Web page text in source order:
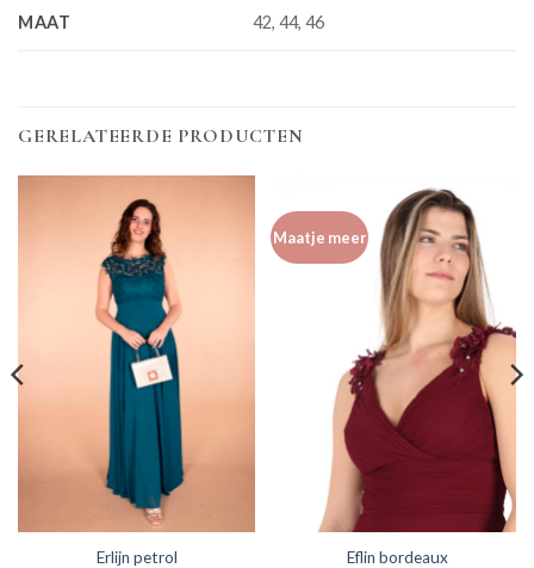
MAAT 42, 44, 46
GERELATEERDE PRODUCTEN
Erlijn petrol
Maatje meer
Eflin bordeaux